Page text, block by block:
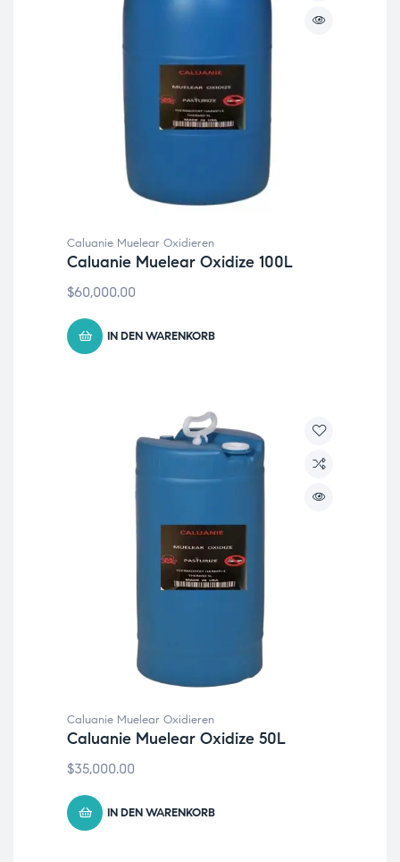
Caluanie Muelear Oxidieren
Caluanie Muelear Oxidize 100L
$60,000.00
IN DEN WARENKORB
Caluanie Muelear Oxidieren
Caluanie Muelear Oxidize 50L
$35,000.00
IN DEN WARENKORB